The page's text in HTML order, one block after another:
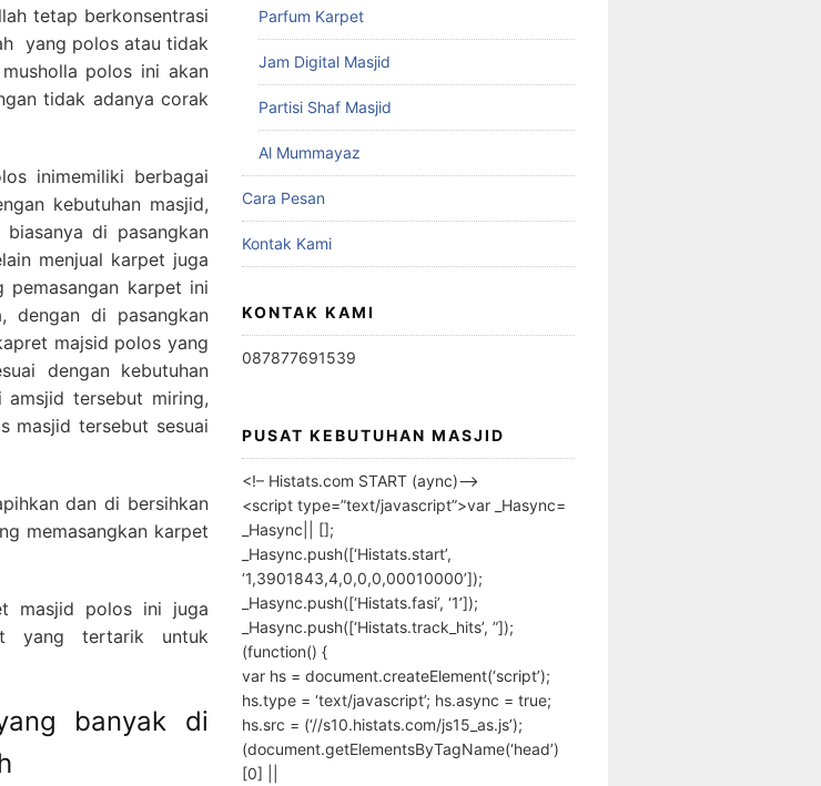
tetap berkonsentrasi
yang polos atau tidak
polos ini akan
tidak adanya corak
inimemiliki berbagai
kebutuhan masjid,
di pasangkan
menjual karpet juga
pemasangan karpet ini
dengan di pasangkan
majsid polos yang
dengan kebutuhan
tersebut miring,
masjid tersebut sesuai
dan di bersihkan
memasangkan karpet
masjid polos ini juga
yang tertarik untuk
banyak di
Parfum Karpet
Jam Digital Masjid
Partisi Shaf Masjid
Al Mummayaz
Cara Pesan
Kontak Kami
KONTAK KAMI
087877691539
PUSAT KEBUTUHAN MASJID
<!– Histats.com START (aync)–>
<script type=”text/javascript”>var _Hasync=
_Hasync|| [];
_Hasync.push([‘Histats.start’,
‘1,3901843,4,0,0,0,00010000’]);
_Hasync.push([‘Histats.fasi’, ‘1’]);
_Hasync.push([‘Histats.track_hits’, ”]);
(function() {
var hs = document.createElement(‘script’);
hs.type = ‘text/javascript’; hs.async = true;
hs.src = (‘//s10.histats.com/js15_as.js’);
(document.getElementsByTagName(‘head’)
[0] ||